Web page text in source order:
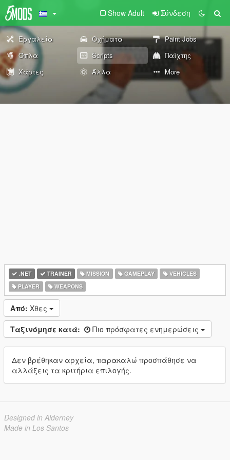
Show Adult Σύνδεση
Εργαλεία Οχήματα
Paint Jobs
Όπλα
Scripts
Παίχτης
Χάρτες
Άλλα More
.NET TRAINER MISSION GAMEPLAY
VEHICLES
PLAYER
WEAPONS
Από: Χθες
Ταξινόμησε κατά: Πιο πρόσφατες ενημερώσεις
Δεν βρέθηκαν αρχεία, παρακαλώ προσπάθησε να
αλλάξεις τα κριτήρια επιλογής.
Designed in Alderney
Made in Los Santos